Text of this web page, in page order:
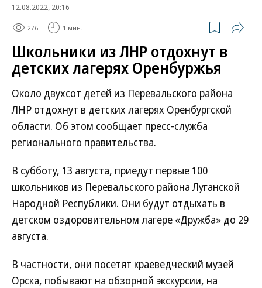
12.08.2022, 20:16
276 1 мин.
Школьники из ЛНР отдохнут в
детских лагерях Оренбуржья
Около двухсот детей из Перевальского района
ЛНР отдохнут в детских лагерях Оренбургской
области. Об этом сообщает пресс-служба
регионального правительства.
В субботу, 13 августа, приедут первые 100
школьников из Перевальского района Луганской
Народной Республики. Они будут отдыхать в
детском оздоровительном лагере «Дружба» до 29
августа.
В частности, они посетят краеведческий музей
Орска, побывают на обзорной экскурсии, на